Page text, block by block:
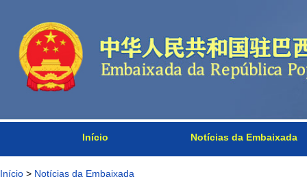
Início Notícias da Embaixada
Início > Notícias da Embaixada